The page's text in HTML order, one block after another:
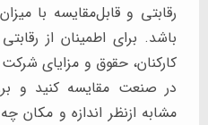
رقابتی و قابل‌مقایسه با
باشد. برای اطمینان از
کارکنان، حقوق و مزایای
در صنعت مقایسه کنید و
مشابه ازنظر اندازه و مکان